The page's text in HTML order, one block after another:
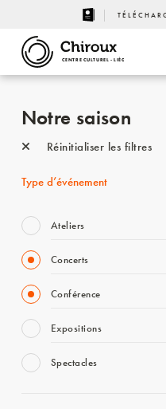
CENTRE CULTUREL - LIÈGE
Notre saison
Réinitialiser les filtres
Type d’événement
Ateliers
Concerts
Conférence
Expositions
Spectacles